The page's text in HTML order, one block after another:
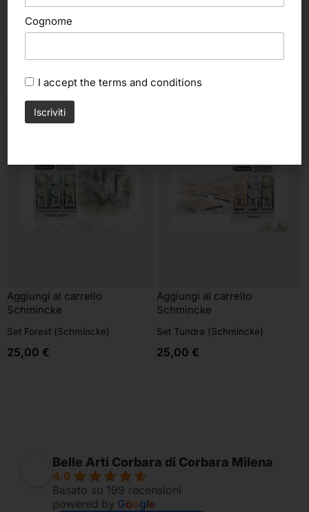
Aggiungi al carrello
Schmincke
Set Forest (Schmincke)
25,00 €
Aggiungi al carrello
Schmincke
Set Tundra (Schmincke)
25,00 €
Belle Arti Corbara di Corbara Milena
4.6
Basato su 199 recensioni
powered by Google
Cognome
I accept the terms and conditions